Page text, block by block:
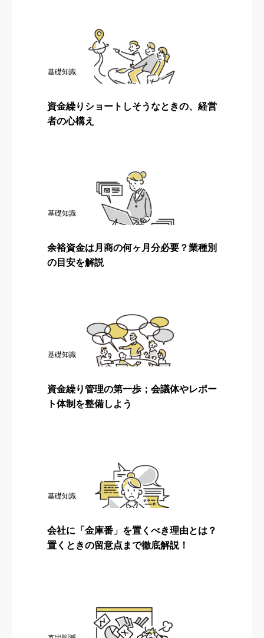
基礎知識
資金繰りショートしそうなときの、経営
者の心構え
基礎知識
余裕資金は月商の何ヶ月分必要？業種別
の目安を解説
基礎知識
資金繰り管理の第一歩；会議体やレポー
ト体制を整備しよう
基礎知識
会社に「金庫番」を置くべき理由とは？
置くときの留意点まで徹底解説！